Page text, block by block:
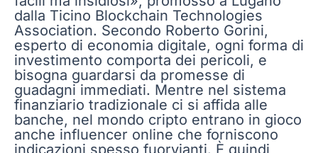
dalla Ticino Blockchain Technologies
Association. Secondo Roberto Gorini,
esperto di economia digitale, ogni forma di
investimento comporta dei pericoli, e
bisogna guardarsi da promesse di
guadagni immediati. Mentre nel sistema
finanziario tradizionale ci si affida alle
banche, nel mondo cripto entrano in gioco
anche influencer online che forniscono
indicazioni spesso fuorvianti. È quindi